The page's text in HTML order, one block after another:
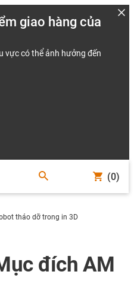
giao hàng của
vực có thể ảnh hưởng đến
(0)
tháo dỡ trong in 3D
đích AM